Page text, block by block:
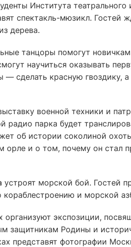
Института
спектакль-мюзикл. Гостей
дерева.
танцоры помогут
научиться оказывать
— сделать красную гвоздику,
военной техники и
радио парка будет
об истории соколиной
орле и о том, почему он стал
устроят морской бой. Гостей
и морской
экспозиции,
защитникам Родины и
представят фотографии